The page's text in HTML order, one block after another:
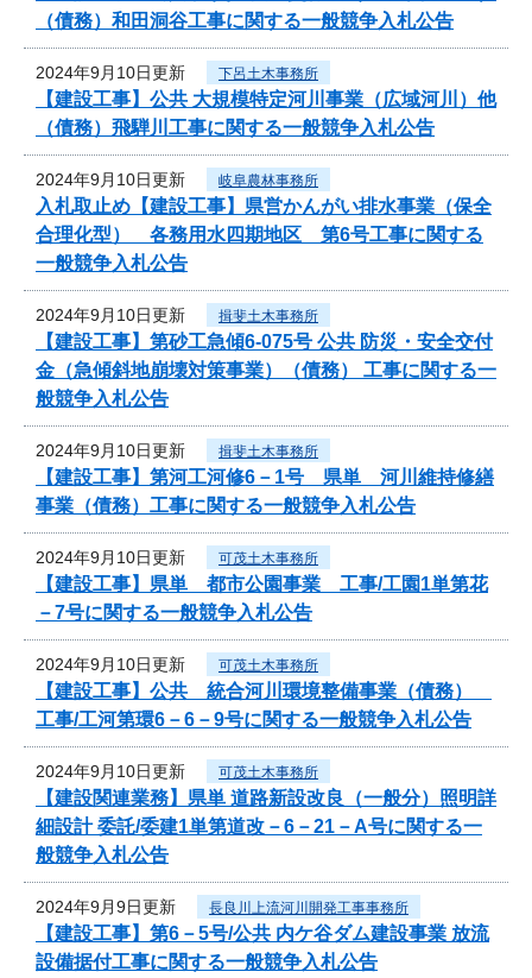
（債務）和田洞谷工事に関する一般競争入札公告
2024年9月10日更新 下呂土木事務所
【建設工事】公共 大規模特定河川事業（広域河川）他
（債務）飛騨川工事に関する一般競争入札公告
2024年9月10日更新 岐阜農林事務所
入札取止め【建設工事】県営かんがい排水事業（保全
合理化型） 各務用水四期地区 第6号工事に関する
一般競争入札公告
2024年9月10日更新 揖斐土木事務所
【建設工事】第砂工急傾6-075号 公共 防災・安全交付
金（急傾斜地崩壊対策事業）（債務） 工事に関する一
般競争入札公告
2024年9月10日更新 揖斐土木事務所
【建設工事】第河工河修6－1号 県単 河川維持修繕
事業（債務）工事に関する一般競争入札公告
2024年9月10日更新 可茂土木事務所
【建設工事】県単 都市公園事業 工事/工園1単第花
－7号に関する一般競争入札公告
2024年9月10日更新 可茂土木事務所
【建設工事】公共 統合河川環境整備事業（債務）
工事/工河第環6－6－9号に関する一般競争入札公告
2024年9月10日更新 可茂土木事務所
【建設関連業務】県単 道路新設改良（一般分）照明詳
細設計 委託/委建1単第道改－6－21－A号に関する一
般競争入札公告
2024年9月9日更新 長良川上流河川開発工事事務所
【建設工事】第6－5号/公共 内ケ谷ダム建設事業 放流
設備据付工事に関する一般競争入札公告